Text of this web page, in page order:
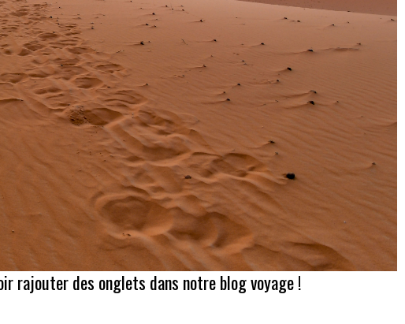
rajouter des onglets dans notre blog voyage !